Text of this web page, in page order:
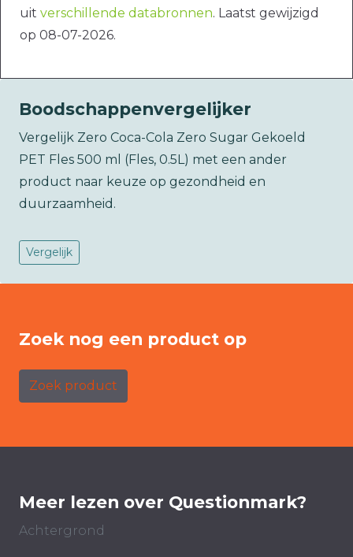
uit verschillende databronnen. Laatst gewijzigd
op 08-07-2026.
Boodschappenvergelijker
Vergelijk Zero Coca-Cola Zero Sugar Gekoeld
PET Fles 500 ml (Fles, 0.5L) met een ander
product naar keuze op gezondheid en
duurzaamheid.
Vergelijk
Zoek nog een product op
Zoek product
Meer lezen over Questionmark?
Achtergrond